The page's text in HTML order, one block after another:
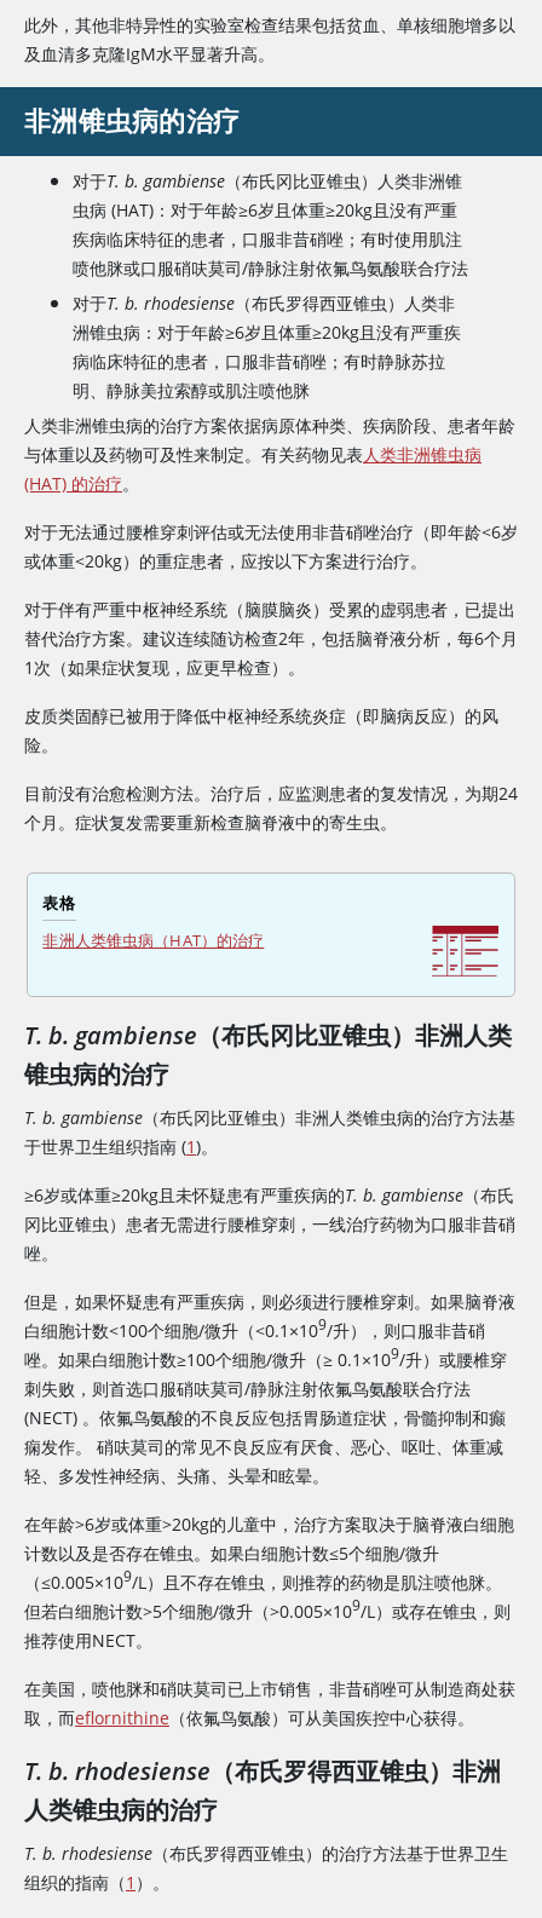
此外，其他非特异性的实验室检查结果包括贫血、单核细胞增多以
及血清多克隆IgM水平显著升高。
非洲锥虫病的治疗
对于T. b. gambiense （布氏冈比亚锥虫）人类非洲锥
虫病 (HAT)：对于年龄≥6岁且体重≥20kg且没有严重
疾病临床特征的患者，口服非昔硝唑；有时使用肌注
喷他脒或口服硝呋莫司/静脉注射依氟鸟氨酸联合疗法
对于T. b. rhodesiense （布氏罗得西亚锥虫）人类非
洲锥虫病：对于年龄≥6岁且体重≥20kg且没有严重疾
病临床特征的患者，口服非昔硝唑；有时静脉苏拉
明、静脉美拉索醇或肌注喷他脒
人类非洲锥虫病的治疗方案依据病原体种类、疾病阶段、患者年龄
与体重以及药物可及性来制定。有关药物见表人类非洲锥虫病
(HAT) 的治疗。
对于无法通过腰椎穿刺评估或无法使用非昔硝唑治疗（即年龄<6岁
或体重<20kg）的重症患者，应按以下方案进行治疗。
对于伴有严重中枢神经系统（脑膜脑炎）受累的虚弱患者，已提出
替代治疗方案。建议连续随访检查2年，包括脑脊液分析，每6个月
1次（如果症状复现，应更早检查）。
皮质类固醇已被用于降低中枢神经系统炎症（即脑病反应）的风
险。
目前没有治愈检测方法。治疗后，应监测患者的复发情况，为期24
个月。症状复发需要重新检查脑脊液中的寄生虫。
表格
非洲人类锥虫病（HAT）的治疗
T. b. gambiense （布氏冈比亚锥虫）非洲人类
锥虫病的治疗
T. b. gambiense （布氏冈比亚锥虫）非洲人类锥虫病的治疗方法基
于世界卫生组织指南 (1)。
≥6岁或体重≥20kg且未怀疑患有严重疾病的T. b. gambiense （布氏
冈比亚锥虫）患者无需进行腰椎穿刺，一线治疗药物为口服非昔硝
唑。
但是，如果怀疑患有严重疾病，则必须进行腰椎穿刺。如果脑脊液
白细胞计数<100个细胞/微升（<0.1×109/升），则口服非昔硝
唑。如果白细胞计数≥100个细胞/微升（≥ 0.1×109/升）或腰椎穿
刺失败，则首选口服硝呋莫司/静脉注射依氟鸟氨酸联合疗法
(NECT) 。 依氟鸟氨酸的不良反应包括胃肠道症状，骨髓抑制和癫
痫发作。 硝呋莫司的常见不良反应有厌食、恶心、呕吐、体重减
轻、多发性神经病、头痛、头晕和眩晕。
在年龄>6岁或体重>20kg的儿童中，治疗方案取决于脑脊液白细胞
计数以及是否存在锥虫。如果白细胞计数≤5个细胞/微升
（≤0.005×109/L）且不存在锥虫，则推荐的药物是肌注喷他脒。
但若白细胞计数>5个细胞/微升（>0.005×109/L）或存在锥虫，则
推荐使用NECT。
在美国， 喷他脒和硝呋莫司已上市销售， 非昔硝唑可从制造商处获
取，而eflornithine （依氟鸟氨酸）可从美国疾控中心获得。
T. b. rhodesiense （布氏罗得西亚锥虫）非洲
人类锥虫病的治疗
T. b. rhodesiense （布氏罗得西亚锥虫）的治疗方法基于世界卫生
组织的指南（1 ）。